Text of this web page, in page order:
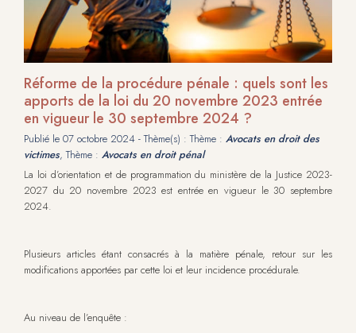
Réforme de la procédure pénale : quels sont les
apports de la loi du 20 novembre 2023 entrée
en vigueur le 30 septembre 2024 ?
Publié le 07 octobre 2024 - Thème(s) : Thème : Avocats en droit des
victimes, Thème : Avocats en droit pénal
La loi d’orientation et de programmation du ministère de la Justice 2023-
2027 du 20 novembre 2023 est entrée en vigueur le 30 septembre
2024.
Plusieurs articles étant consacrés à la matière pénale, retour sur les
modifications apportées par cette loi et leur incidence procédurale.
Au niveau de l’enquête :